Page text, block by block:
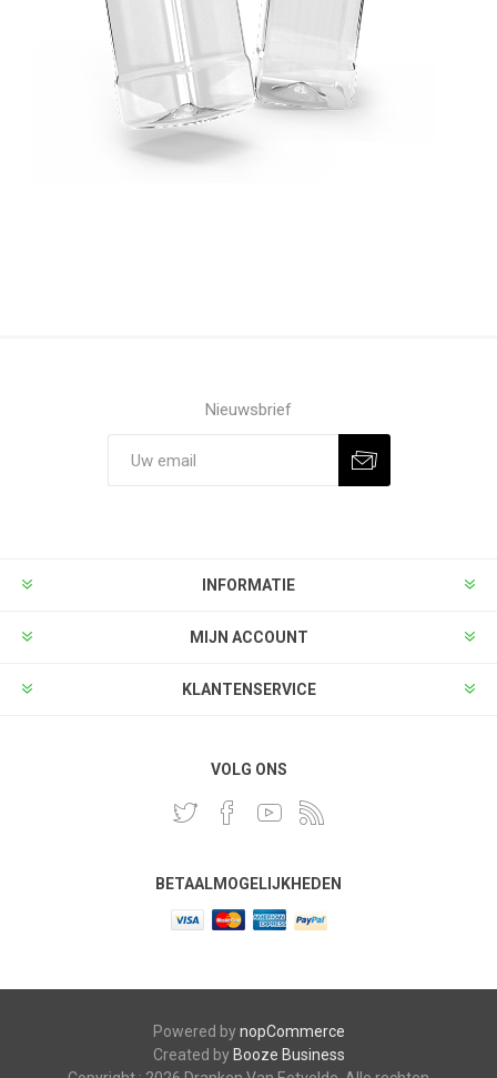
Nieuwsbrief
INFORMATIE
MIJN ACCOUNT
KLANTENSERVICE
VOLG ONS
BETAALMOGELIJKHEDEN
Powered bynopCommerce
Created by Booze Business